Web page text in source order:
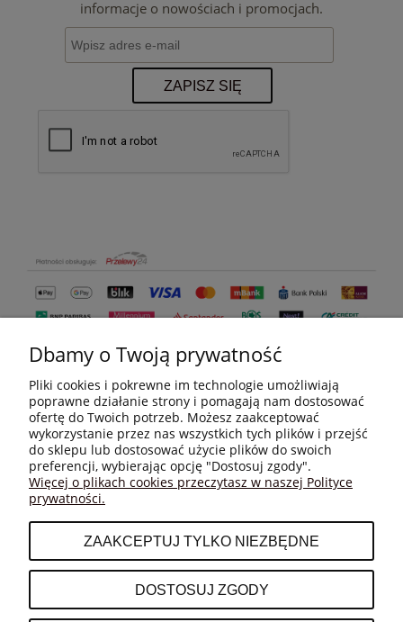
informacje o nowościach i promocjach.
ZAPISZ SIĘ
MOJE KONTO
INFORMACJE
Dbamy o Twoją prywatność
Pliki cookies i pokrewne im technologie umożliwiają
poprawne działanie strony i pomagają nam dostosować
ofertę do Twoich potrzeb. Możesz zaakceptować
wykorzystanie przez nas wszystkich tych plików i przejść
do sklepu lub dostosować użycie plików do swoich
preferencji, wybierając opcję "Dostosuj zgody".
Więcej o plikach cookies przeczytasz w naszej Polityce
prywatności.
ZAAKCEPTUJ TYLKO NIEZBĘDNE
DOSTOSUJ ZGODY